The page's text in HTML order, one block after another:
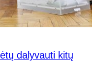
dalyvauti kitų